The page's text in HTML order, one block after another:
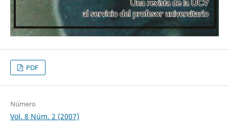
PDF
Número
Vol. 8 Núm. 2 (2007)